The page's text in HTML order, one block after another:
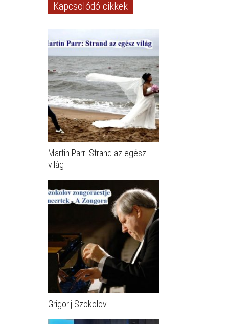
Kapcsolódó cikkek
Martin Parr: Strand az egész
világ
Grigorij Szokolov